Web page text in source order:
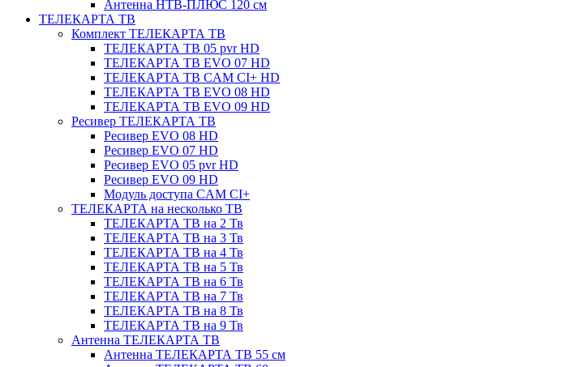
Антенна НТВ-ПЛЮС 120 см
ТЕЛЕКАРТА ТВ
Комплект ТЕЛЕКАРТА ТВ
ТЕЛЕКАРТА ТВ 05 pvr HD
ТЕЛЕКАРТА ТВ EVO 07 HD
ТЕЛЕКАРТА ТВ CAM CI+ HD
ТЕЛЕКАРТА ТВ EVO 08 HD
ТЕЛЕКАРТА ТВ EVO 09 HD
Ресивер ТЕЛЕКАРТА ТВ
Ресивер EVO 08 HD
Ресивер EVO 07 HD
Ресивер EVO 05 pvr HD
Ресивер EVO 09 HD
Модуль доступа CAM CI+
ТЕЛЕКАРТА на несколько ТВ
ТЕЛЕКАРТА ТВ на 2 Тв
ТЕЛЕКАРТА ТВ на 3 Тв
ТЕЛЕКАРТА ТВ на 4 Тв
ТЕЛЕКАРТА ТВ на 5 Тв
ТЕЛЕКАРТА ТВ на 6 Тв
ТЕЛЕКАРТА ТВ на 7 Тв
ТЕЛЕКАРТА ТВ на 8 Тв
ТЕЛЕКАРТА ТВ на 9 Тв
Антенна ТЕЛЕКАРТА ТВ
Антенна ТЕЛЕКАРТА ТВ 55 см